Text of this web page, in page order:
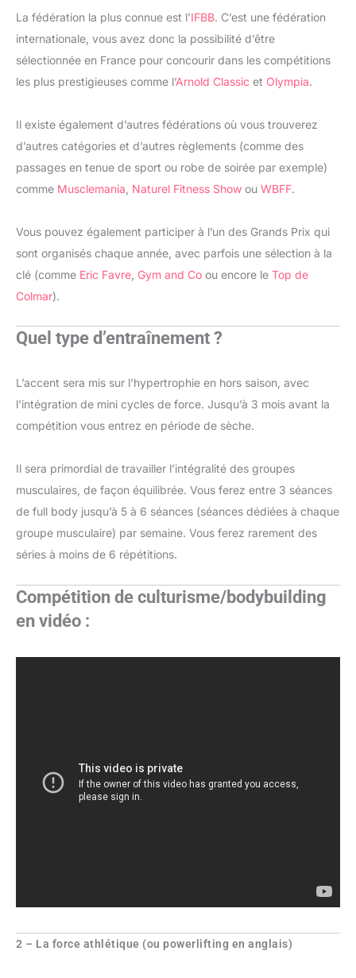
La fédération la plus connue est l’IFBB. C’est une fédération
internationale, vous avez donc la possibilité d’être
sélectionnée en France pour concourir dans les compétitions
les plus prestigieuses comme l’Arnold Classic et Olympia.
Il existe également d’autres fédérations où vous trouverez
d’autres catégories et d’autres règlements (comme des
passages en tenue de sport ou robe de soirée par exemple)
comme Musclemania Naturel Fitness Show ou WBFF.
Vous pouvez également participer à l’un des Grands Prix qui
sont organisés chaque année, avec parfois une sélection à la
clé (comme Eric Favre Gym and Co ou encore le Top de
Colmar).
Quel type d’entraînement ?
L’accent sera mis sur l’hypertrophie en hors saison, avec
l’intégration de mini cycles de force. Jusqu’à 3 mois avant la
compétition vous entrez en période de sèche.
Il sera primordial de travailler l’intégralité des groupes
musculaires, de façon équilibrée. Vous ferez entre 3 séances
de full body jusqu’à 5 à 6 séances (séances dédiées à chaque
groupe musculaire) par semaine. Vous ferez rarement des
séries à moins de 6 répétitions.
Compétition de culturisme/bodybuilding
en vidéo :
2 – La force athlétique (ou powerlifting en anglais)